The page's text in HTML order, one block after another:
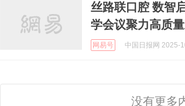
丝路联口腔 数智
学会议聚力高质
网易号 中国日报网 2025-
没有更多